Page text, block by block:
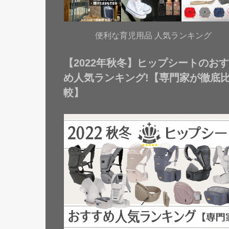
便利な育児用品 人気ランキング
【2022年秋冬】ヒップシートのお
め人気ランキング!【専門家が徹底
較】